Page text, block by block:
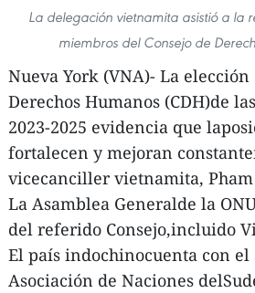
La delegación vietnamita asistió a la
miembros del Consejo de
Nueva York (VNA)- La
Derechos Humanos (CDH)de
2023-2025 evidencia que
fortalecen y mejoran
vicecanciller vietnamita,
La Asamblea Generalde la
del referido Consejo,incluido
El país indochinocuenta con
Asociación de Naciones